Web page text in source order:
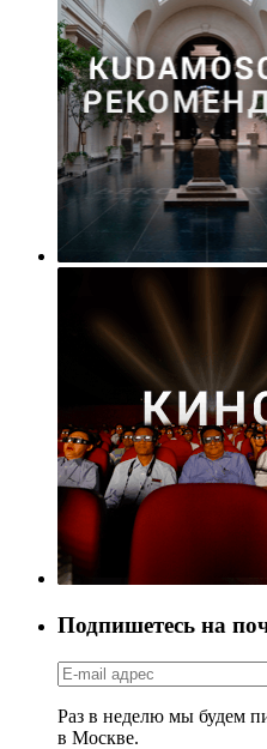
Подпишетесь на
Раз в неделю мы будем
в Москве.